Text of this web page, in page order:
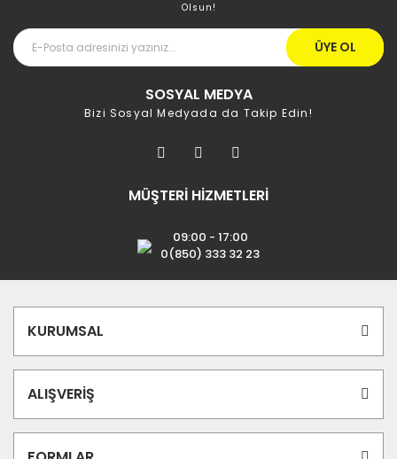
Olsun!
ÜYE OL
SOSYAL MEDYA
Bizi Sosyal Medyada da Takip Edin!
MÜŞTERİ HİZMETLERİ
09:00 - 17:00
0(850) 333 32 23
KURUMSAL
ALIŞVERİŞ